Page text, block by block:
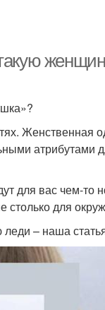
Женственная
для вас чем-то
столько для
– наша